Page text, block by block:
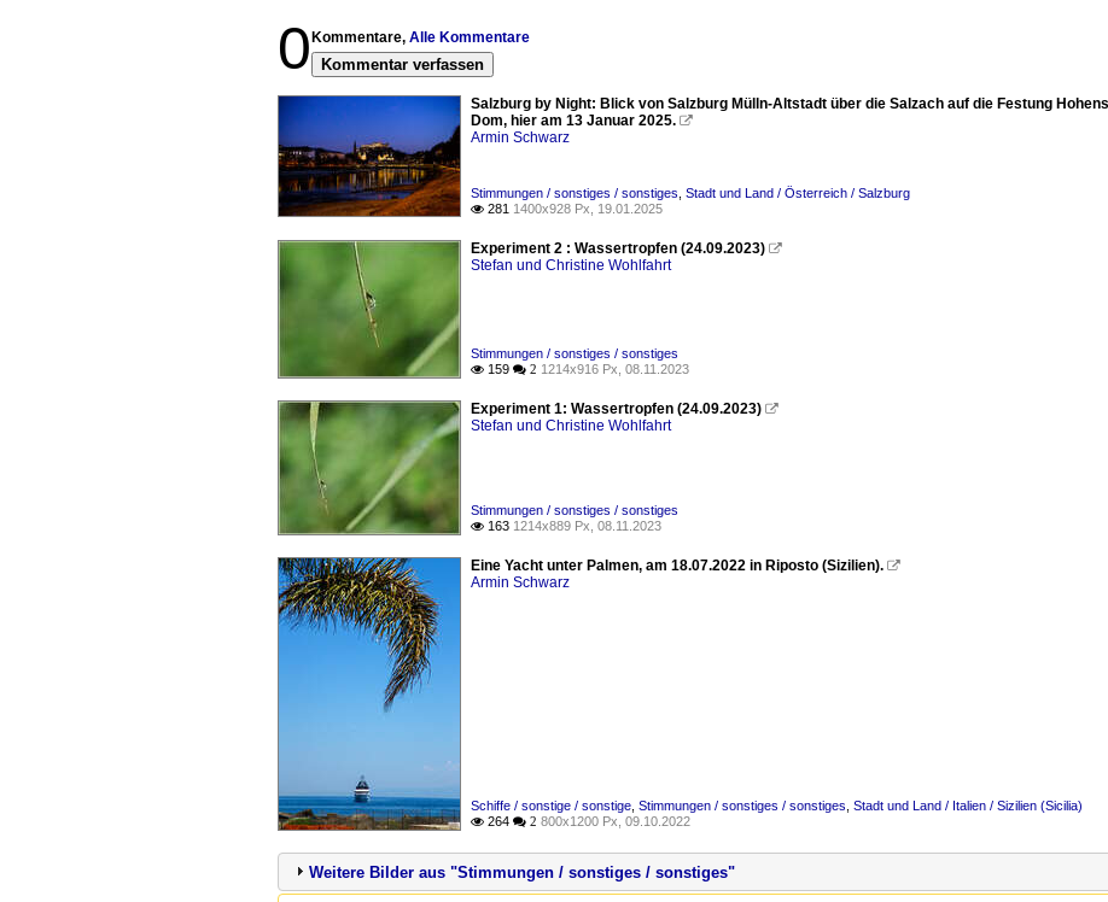
0 Kommentare, Alle Kommentare
Kommentar verfassen
Salzburg by Night: Blick von Salzburg Mülln-Altstadt über die Salzach auf die Festung
Dom, hier am 13 Januar 2025. 
Armin Schwarz
Stimmungen / sonstiges / sonstiges Stadt und Land / Österreich / Salzburg
 281 1400x928 Px, 19.01.2025
Experiment 2 : Wassertropfen (24.09.2023) 
Stefan und Christine Wohlfahrt
Stimmungen / sonstiges / sonstiges
 159  2 1214x916 Px, 08.11.2023
Experiment 1: Wassertropfen (24.09.2023) 
Stefan und Christine Wohlfahrt
Stimmungen / sonstiges / sonstiges
 163 1214x889 Px, 08.11.2023
Eine Yacht unter Palmen, am 18.07.2022 in Riposto (Sizilien). 
Armin Schwarz
Schiffe / sonstige / sonstige Stimmungen / sonstiges / sonstiges Stadt und Land / Italien / Sizilien (Sicilia)
 264  2 800x1200 Px, 09.10.2022
Weitere Bilder aus "Stimmungen / sonstiges / sonstiges"